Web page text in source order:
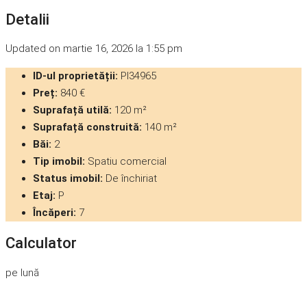
Detalii
Updated on martie 16, 2026 la 1:55 pm
ID-ul proprietății: PI34965
Preț: 840 €
Suprafață utilă: 120 m²
Suprafață construită: 140 m²
Băi: 2
Tip imobil: Spatiu comercial
Status imobil: De închiriat
Etaj: P
Încăperi: 7
Calculator
pe lună